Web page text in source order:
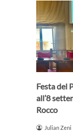
Festa del
all’8
Rocco
Julian Zeni